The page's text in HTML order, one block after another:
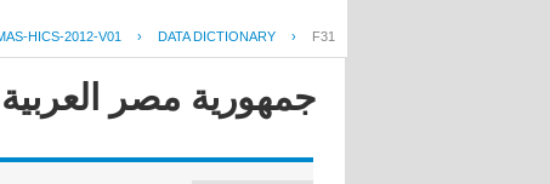
HICS-2012-V01 › DATA DICTIONARY › F31
جمهورية مصر العربية -